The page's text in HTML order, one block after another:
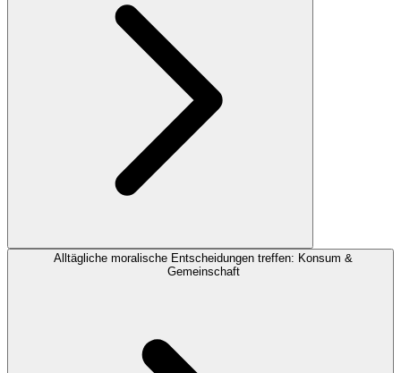
Alltägliche moralische Entscheidungen treffen: Konsum &
Gemeinschaft